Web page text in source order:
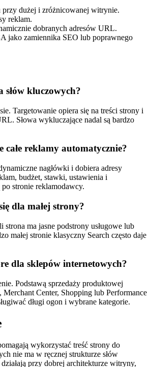
przy dużej i zróżnicowanej witrynie.
reklam.
dobranych adresów URL.
jako zamiennika SEO lub poprawnego
słów kluczowych?
Targetowanie opiera się na treści strony i
Słowa wykluczające nadal są bardzo
całe reklamy automatycznie?
nagłówki i dobiera adresy
budżet, stawki, ustawienia i
stronie reklamodawcy.
dla małej strony?
strona ma jasne podstrony usługowe lub
małej stronie klasyczny Search często daje
dla sklepów internetowych?
Podstawą sprzedaży produktowej
Merchant Center, Shopping lub Performance
długi ogon i wybrane kategorie.
wykorzystać treść strony do
nie ma w ręcznej strukturze słów
przy dobrej architekturze witryny,